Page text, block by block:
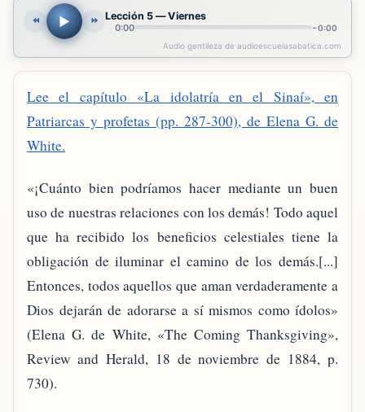
⏪ ▶ ⏩ Lección 5 — Viernes
0:00 −0:00
Audio gentileza de audioescuelasabatica.com
Lee el capítulo «La idolatría en el Sinaí», en
Patriarcas y profetas (pp. 287-300), de Elena G. de
White.
«¡Cuánto bien podríamos hacer mediante un buen
uso de nuestras relaciones con los demás! Todo aquel
que ha recibido los beneficios celestiales tiene la
obligación de iluminar el camino de los demás.[...]
Entonces, todos aquellos que aman verdaderamente a
Dios dejarán de adorarse a sí mismos como ídolos»
(Elena G. de White, «The Coming Thanksgiving»,
Review and Herald, 18 de noviembre de 1884, p.
730).